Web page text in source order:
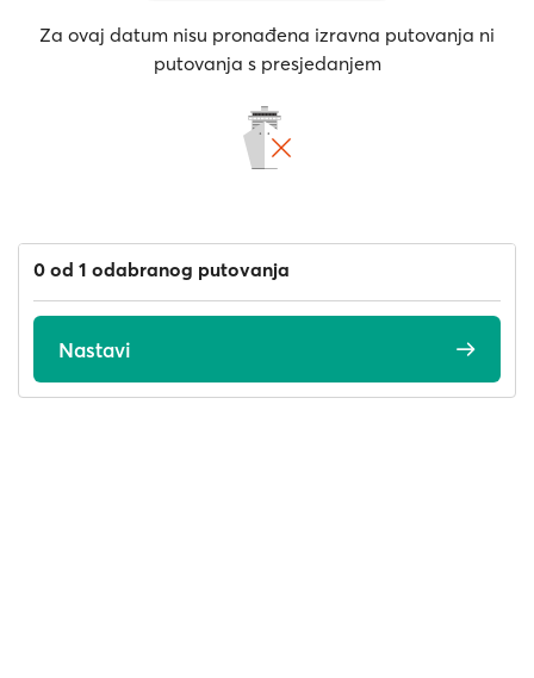
Za ovaj datum nisu pronađena izravna putovanja ni
putovanja s presjedanjem
0 od 1 odabranog putovanja
Nastavi